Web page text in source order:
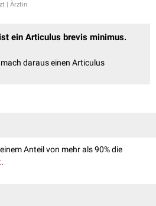
| Ärztin
ein Articulus brevis minimus.
daraus einen Articulus
Anteil von mehr als 90% die
.